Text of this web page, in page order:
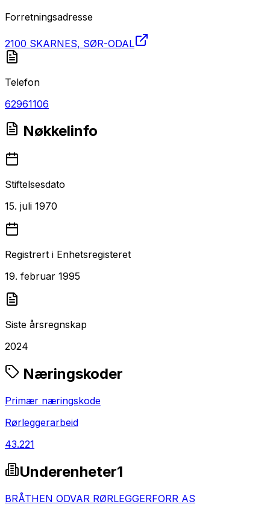
Forretningsadresse
2100 SKARNES, SØR-ODAL
Telefon
62961106
Nøkkelinfo
Stiftelsesdato
15. juli 1970
Registrert i Enhetsregisteret
19. februar 1995
Siste årsregnskap
2024
Næringskoder
Primær næringskode
Rørleggerarbeid
43.221
Underenheter1
BRÅTHEN ODVAR RØRLEGGERFORR AS